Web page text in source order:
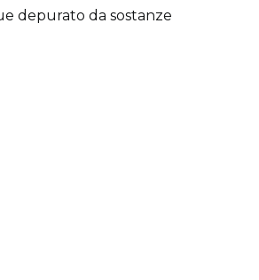
depurato da sostanze